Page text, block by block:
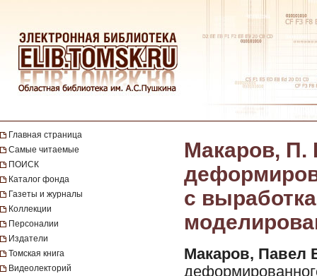
Главная страница
Самые читаемые
ПОИСК
Каталог фонда
Газеты и журналы
Коллекции
Персоналии
Издатели
Томская книга
Видеолекторий
Макаров, П.
с
Макаров, Павел